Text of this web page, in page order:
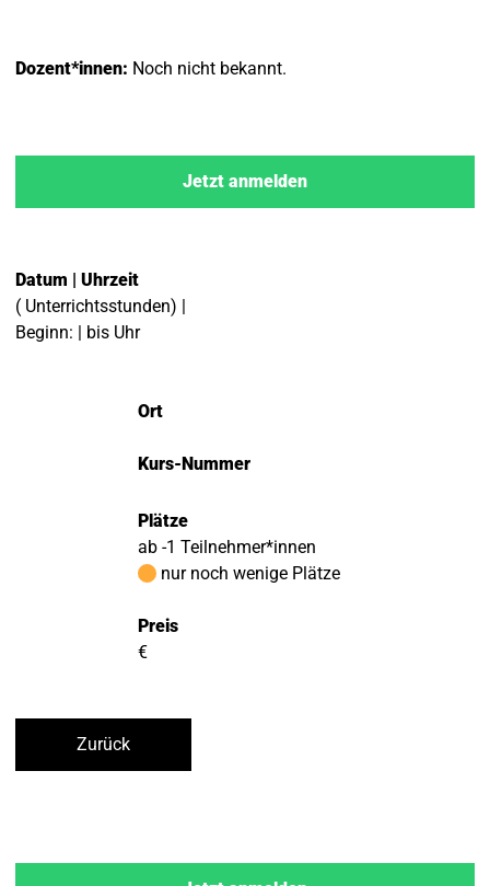
Dozent*innen: Noch nicht bekannt.
Jetzt anmelden
Datum | Uhrzeit
( Unterrichtsstunden) |
Beginn: | bis Uhr
Ort
Kurs-Nummer
Plätze
ab -1 Teilnehmer*innen
nur noch wenige Plätze
Preis
€
Zurück